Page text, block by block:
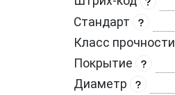
Стандарт
Класс прочности
Покрытие
Диаметр